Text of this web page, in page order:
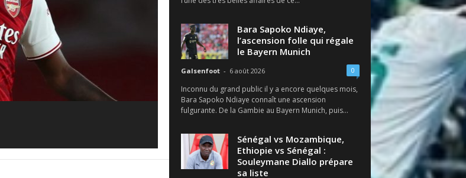
Bara Sapoko Ndiaye,
l’ascension folle qui régale
le Bayern Munich
Galsenfoot - 6 août 2026 0
Inconnu du grand public il y a encore quelques mois,
Bara Sapoko Ndiaye connaît une ascension
fulgurante. De la Gambie au Bayern Munich, puis...
Sénégal vs Mozambique,
Ethiopie vs Sénégal :
Souleymane Diallo prépare
sa liste